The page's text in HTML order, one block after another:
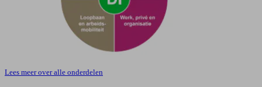
Lees meer over alle onderdelen